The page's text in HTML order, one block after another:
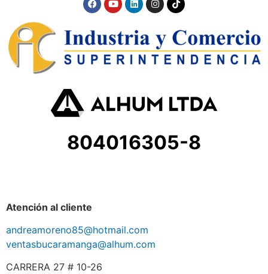
804016305-8
Atención al cliente
andreamoreno85@hotmail.com
ventasbucaramanga@alhum.com
CARRERA 27 # 10-26